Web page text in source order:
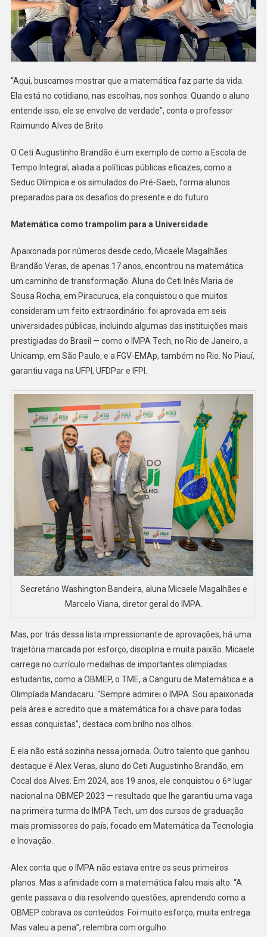
“Aqui, buscamos mostrar que a matemática faz parte da vida.
Ela está no cotidiano, nas escolhas, nos sonhos. Quando o aluno
entende isso, ele se envolve de verdade”, conta o professor
Raimundo Alves de Brito.
O Ceti Augustinho Brandão é um exemplo de como a Escola de
Tempo Integral, aliada a políticas públicas eficazes, como a
Seduc Olímpica e os simulados do Pré-Saeb, forma alunos
preparados para os desafios do presente e do futuro.
Matemática como trampolim para a Universidade
Apaixonada por números desde cedo, Micaele Magalhães
Brandão Veras, de apenas 17 anos, encontrou na matemática
um caminho de transformação. Aluna do Ceti Inês Maria de
Sousa Rocha, em Piracuruca, ela conquistou o que muitos
consideram um feito extraordinário: foi aprovada em seis
universidades públicas, incluindo algumas das instituições mais
prestigiadas do Brasil — como o IMPA Tech, no Rio de Janeiro, a
Unicamp, em São Paulo, e a FGV-EMAp, também no Rio. No Piauí,
garantiu vaga na UFPI, UFDPar e IFPI.
Secretário Washington Bandeira, aluna Micaele Magalhães e
Marcelo Viana, diretor geral do IMPA.
Mas, por trás dessa lista impressionante de aprovações, há uma
trajetória marcada por esforço, disciplina e muita paixão. Micaele
carrega no currículo medalhas de importantes olimpíadas
estudantis, como a OBMEP, o TME, a Canguru de Matemática e a
Olimpíada Mandacaru. “Sempre admirei o IMPA. Sou apaixonada
pela área e acredito que a matemática foi a chave para todas
essas conquistas”, destaca com brilho nos olhos.
E ela não está sozinha nessa jornada. Outro talento que ganhou
destaque é Alex Veras, aluno do Ceti Augustinho Brandão, em
Cocal dos Alves. Em 2024, aos 19 anos, ele conquistou o 6º lugar
nacional na OBMEP 2023 — resultado que lhe garantiu uma vaga
na primeira turma do IMPA Tech, um dos cursos de graduação
mais promissores do país, focado em Matemática da Tecnologia
e Inovação.
Alex conta que o IMPA não estava entre os seus primeiros
planos. Mas a afinidade com a matemática falou mais alto. “A
gente passava o dia resolvendo questões, aprendendo como a
OBMEP cobrava os conteúdos. Foi muito esforço, muita entrega.
Mas valeu a pena”, relembra com orgulho.